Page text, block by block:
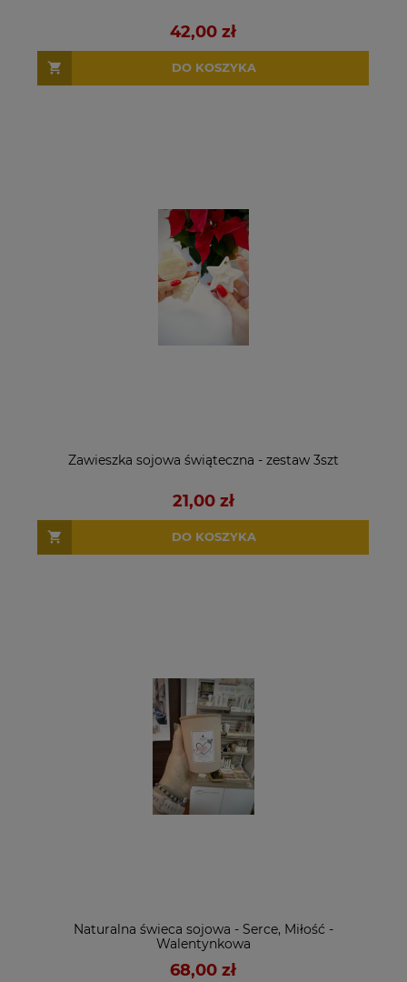
42,00 zł
DO KOSZYKA
Zawieszka sojowa świąteczna - zestaw 3szt
21,00 zł
DO KOSZYKA
Naturalna świeca sojowa - Serce, Miłość -
Walentynkowa
68,00 zł